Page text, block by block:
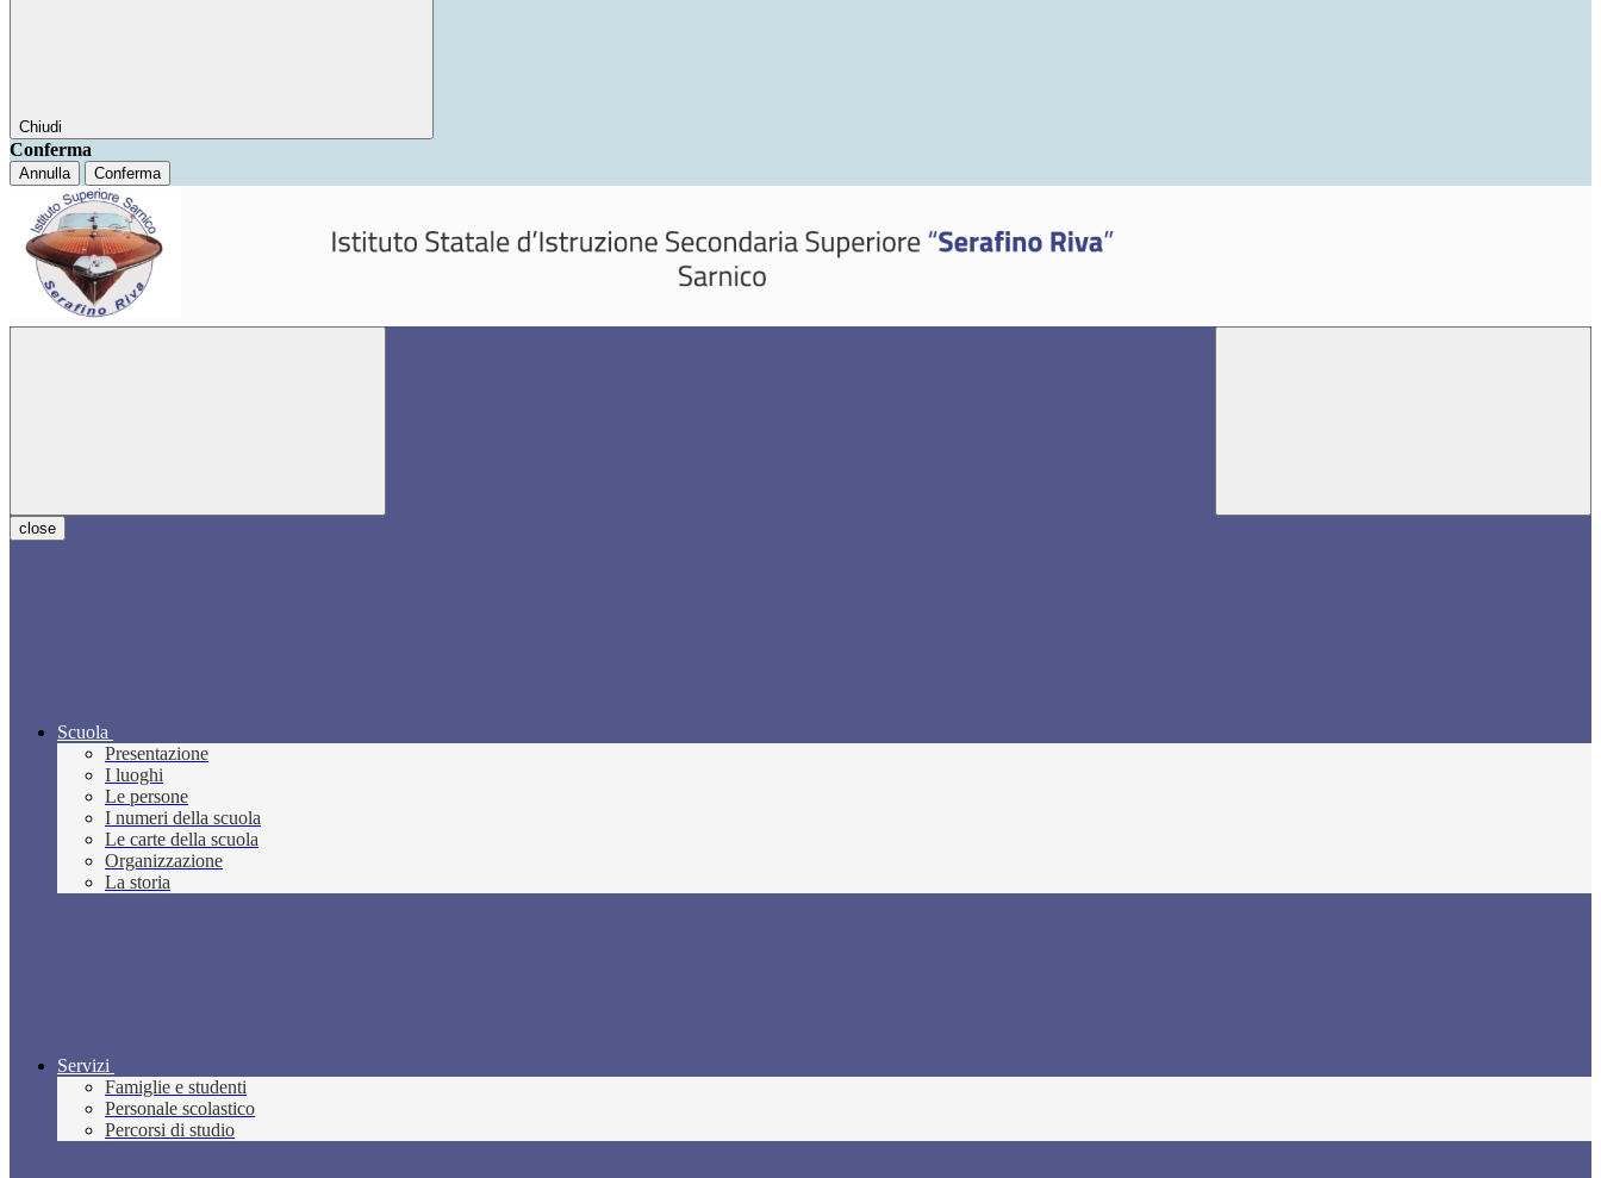
Chiudi
Conferma
Annulla Conferma
close
Scuola
Presentazione
I luoghi
Le persone
I numeri della scuola
Le carte della scuola
Organizzazione
La storia
Servizi
Famiglie e studenti
Personale scolastico
Percorsi di studio